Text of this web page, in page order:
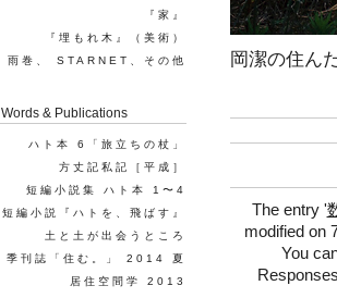
岡潔の住ん
The entry '
modified on
You
『家』
『埋もれ木』（美術）
雨巻、 STARNET、その他
Words & Publications
ハト本 6「旅立ちの杖」
方丈記私記［平成］
短編小説集 ハト本 1〜4
短編小説『ハトを、飛ばす』
土と土が出会うところ
季刊誌「住む。」 2014 夏
居住空間学 2013